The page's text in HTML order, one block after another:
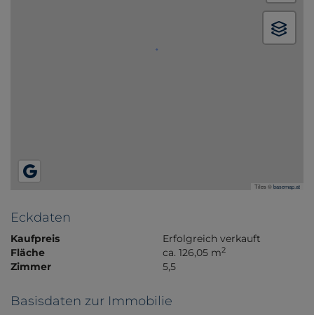
Tiles ©basemap.at
Eckdaten
Kaufpreis
Erfolgreich verkauft
Fläche
ca. 126,05 m2
Zimmer 5,5
Basisdaten zur Immobilie